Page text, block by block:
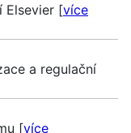
Elsevier [více
a regulační
[více